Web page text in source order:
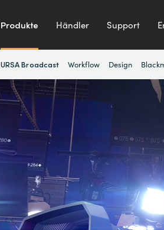
Produkte Händler Support
URSA Broadcast Workflow Design